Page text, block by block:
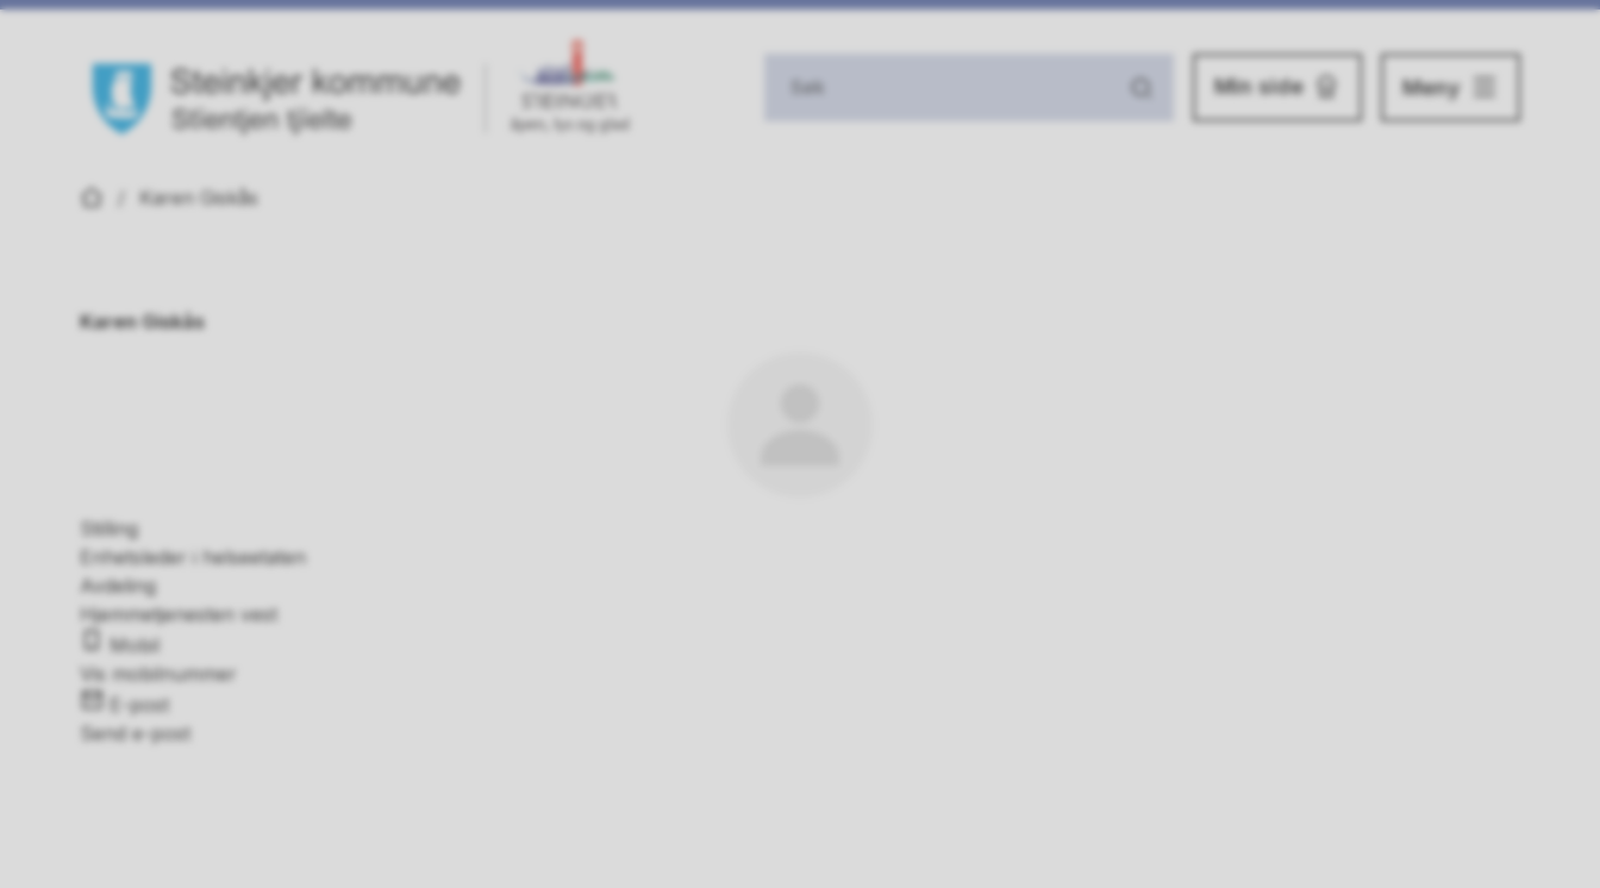
Min side Meny
Du er her:Karen Giskås
Karen Giskås
Stilling
Enhetsleder i helseetaten
Avdeling
Hjemmetjenesten vest
Mobil
Vis mobilnummer
E-post
Send e-post